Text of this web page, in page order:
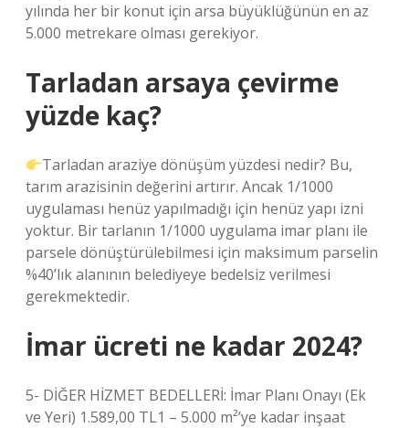
yılında her bir konut için arsa büyüklüğünün en az
5.000 metrekare olması gerekiyor.
Tarladan arsaya çevirme
yüzde kaç?
Tarladan araziye dönüşüm yüzdesi nedir? Bu,
tarım arazisinin değerini artırır. Ancak 1/1000
uygulaması henüz yapılmadığı için henüz yapı izni
yoktur. Bir tarlanın 1/1000 uygulama imar planı ile
parsele dönüştürülebilmesi için maksimum parselin
%40’lık alanının belediyeye bedelsiz verilmesi
gerekmektedir.
İmar ücreti ne kadar 2024?
5- DİĞER HİZMET BEDELLERİ: İmar Planı Onayı (Ek
ve Yeri) 1.589,00 TL1 – 5.000 m²’ye kadar inşaat